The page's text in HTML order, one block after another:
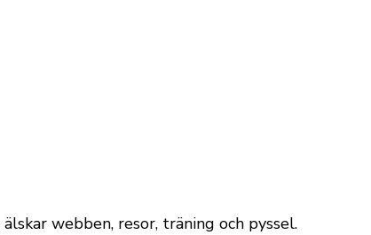
webben, resor, träning och pyssel.